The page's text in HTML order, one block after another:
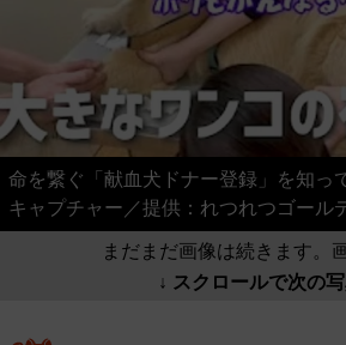
命を繋ぐ「献血犬ドナー登録」を知っ
キャプチャー／提供：れつれつゴール
まだまだ画像は続きます。
↓ スクロールで次の写